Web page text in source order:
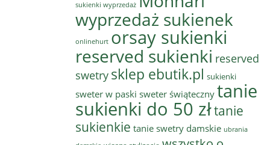
sukienki wyprzedaż
wyprzedaż sukienek
onlinehurt orsay sukienki
reserved sukienki reserved
swetry sklep ebutik.pl sukienki
sweter w paski sweter świątecznytanie
sukienki do 50 złtanie
sukienkie tanie swetry damskie ubrania